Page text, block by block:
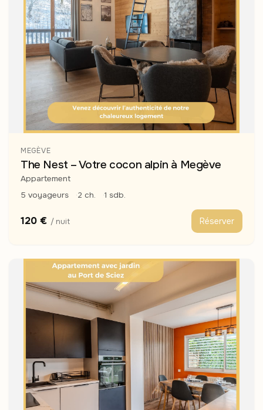
MEGÈVE
The Nest – Votre cocon alpin à Megève
Appartement
5 voyageurs
2 ch. 1 sdb.
120 € / nuit Réserver